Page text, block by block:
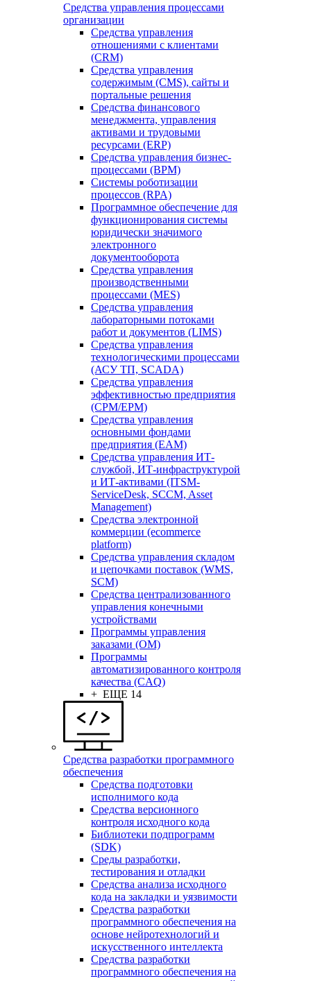
Средства управления процессами
организации
Средства управления
отношениями с клиентами
(CRM)
Средства управления
содержимым (CMS), сайты и
портальные решения
Средства финансового
менеджмента, управления
активами и трудовыми
ресурсами (ERP)
Средства управления бизнес-
процессами (BPM)
Системы роботизации
процессов (RPA)
Программное обеспечение для
функционирования системы
юридически значимого
электронного
документооборота
Средства управления
производственными
процессами (MES)
Средства управления
лабораторными потоками
работ и документов (LIMS)
Средства управления
технологическими процессами
(АСУ ТП, SCADA)
Средства управления
эффективностью предприятия
(CPM/EPM)
Средства управления
основными фондами
предприятия (EAM)
Средства управления ИТ-
службой, ИТ-инфраструктурой
и ИТ-активами (ITSM-
ServiceDesk, SCCM, Asset
Management)
Средства электронной
коммерции (ecommerce
platform)
Средства управления складом
и цепочками поставок (WMS,
SCM)
Средства централизованного
управления конечными
устройствами
Программы управления
заказами (OM)
Программы
автоматизированного контроля
качества (CAQ)
+ ЕЩЕ 14
Средства разработки программного
обеспечения
Средства подготовки
исполнимого кода
Средства версионного
контроля исходного кода
Библиотеки подпрограмм
(SDK)
Среды разработки,
тестирования и отладки
Средства анализа исходного
кода на закладки и уязвимости
Средства разработки
программного обеспечения на
основе нейротехнологий и
искусственного интеллекта
Средства разработки
программного обеспечения на